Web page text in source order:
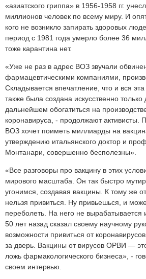
«азиатского гриппа» в 1956-1958 гг.
миллионов человек по всему миру. И
кого не возникло запирать здоровых
период с 1981 года умерло более 36
тоже карантина нет.
«Уже не раз в адрес ВОЗ звучали
фармацевтическими компаниями,
Складывается впечатление, что и вся
также была создана искусственно только
дальнейшем обогатиться на
коронавируса, - продолжают активисты.
ВОЗ хочет поиметь миллиарды на
утверждению итальянского доктор и
Монтанари, совершенно бесполезны».
«Все разговоры про вакцину в этих
мирового масштаба. Он так быстро
угонимся, создавая вакцины. К тому же
нельзя привиться. Ну привьешься, и
переболеть. На него не
50 лет назад сказал своему научному
возможности привиться от
за дверь. Вакцины от вирусов ОРВИ —
ложь фармакологического бизнеса», -
своем интервью.